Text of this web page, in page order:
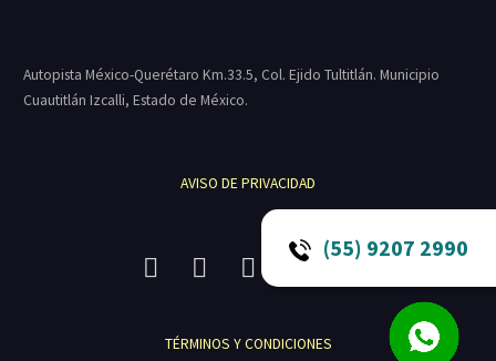
(55) 9207 2990
Autopista México-Querétaro Km.33.5, Col. Ejido Tultitlán. Municipio
Cuautitlán Izcalli, Estado de México.
AVISO DE PRIVACIDAD
TÉRMINOS Y CONDICIONES